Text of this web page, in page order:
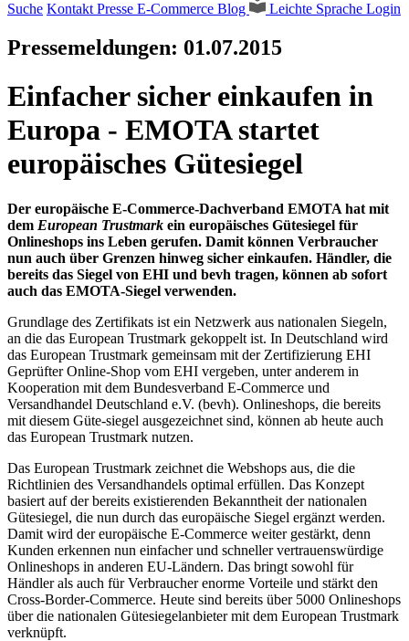
Suche Kontakt Presse E-Commerce Blog Leichte Sprache Login
Pressemeldungen: 01.07.2015
Einfacher sicher einkaufen in
Europa - EMOTA startet
europäisches Gütesiegel
Der europäische E-Commerce-Dachverband EMOTA hat mit
dem European Trustmark ein europäisches Gütesiegel für
Onlineshops ins Leben gerufen. Damit können Verbraucher
nun auch über Grenzen hinweg sicher einkaufen. Händler, die
bereits das Siegel von EHI und bevh tragen, können ab sofort
auch das EMOTA-Siegel verwenden.
Grundlage des Zertifikats ist ein Netzwerk aus nationalen Siegeln,
an die das European Trustmark gekoppelt ist. In Deutschland wird
das European Trustmark gemeinsam mit der Zertifizierung EHI
Geprüfter Online-Shop vom EHI vergeben, unter anderem in
Kooperation mit dem Bundesverband E-Commerce und
Versandhandel Deutschland e.V. (bevh). Onlineshops, die bereits
mit diesem Güte-siegel ausgezeichnet sind, können ab heute auch
das European Trustmark nutzen.
Das European Trustmark zeichnet die Webshops aus, die die
Richtlinien des Versandhandels optimal erfüllen. Das Konzept
basiert auf der bereits existierenden Bekanntheit der nationalen
Gütesiegel, die nun durch das europäische Siegel ergänzt werden.
Damit wird der europäische E-Commerce weiter gestärkt, denn
Kunden erkennen nun einfacher und schneller vertrauenswürdige
Onlineshops in anderen EU-Ländern. Das bringt sowohl für
Händler als auch für Verbraucher enorme Vorteile und stärkt den
Cross-Border-Commerce. Heute sind bereits über 5000 Onlineshops
über die nationalen Gütesiegelanbieter mit dem European Trustmark
verknüpft.